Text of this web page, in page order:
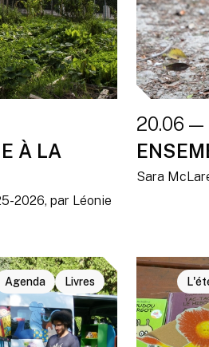
À LA
2026, par Léonie
20.06 —
Sara
Agenda Livres